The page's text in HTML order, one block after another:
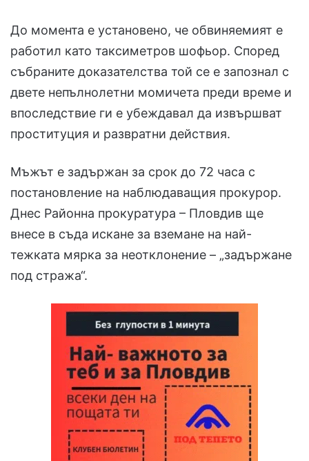
До момента е установено, че обвиняемият е
работил като таксиметров шофьор. Според
събраните доказателства той се е запознал с
двете непълнолетни момичета преди време и
впоследствие ги е убеждавал да извършват
проституция и развратни действия.
Мъжът е задържан за срок до 72 часа с
постановление на наблюдаващия прокурор.
Днес Районна прокуратура – Пловдив ще
внесе в съда искане за вземане на най-
тежката мярка за неотклонение – „задържане
под стража“.